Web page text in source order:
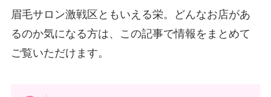
眉毛サロン激戦区ともいえる栄。どんなお店があ
るのか気になる方は、この記事で情報をまとめて
ご覧いただけます。